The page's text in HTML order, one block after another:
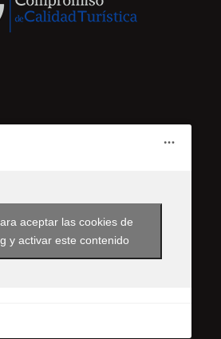
aceptar las cookies de
y activar este contenido